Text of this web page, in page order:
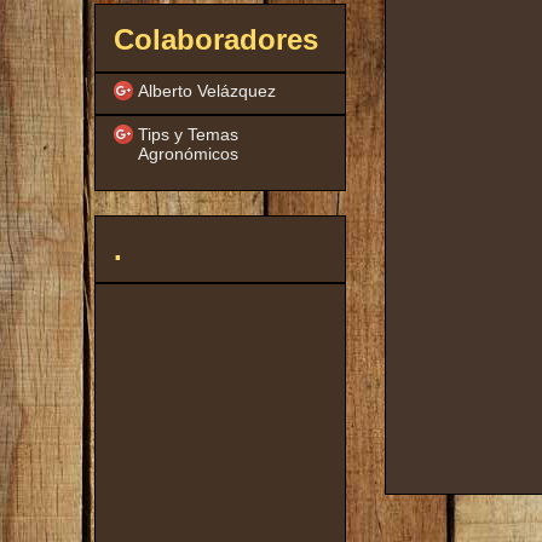
Colaboradores
Alberto Velázquez
Tips y Temas
Agronómicos
.